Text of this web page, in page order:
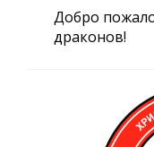
Добро
драконов!